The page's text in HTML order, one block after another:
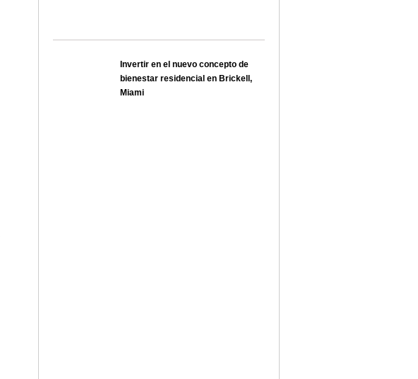
Invertir en el nuevo concepto de
bienestar residencial en Brickell,
Miami